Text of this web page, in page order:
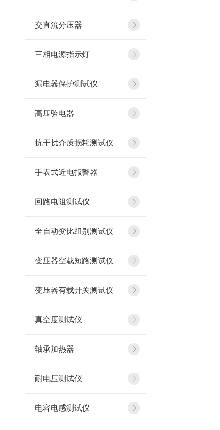
交直流分压器
三相电源指示灯
漏电器保护测试仪
高压验电器
抗干扰介质损耗测试仪
手表式近电报警器
回路电阻测试仪
全自动变比组别测试仪
变压器空载短路测试仪
变压器有载开关测试仪
真空度测试仪
轴承加热器
耐电压测试仪
电容电感测试仪